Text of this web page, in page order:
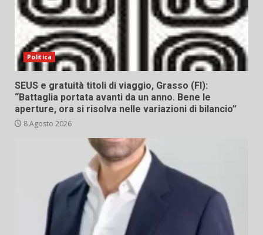
Politica
SEUS e gratuità titoli di viaggio, Grasso (FI):
“Battaglia portata avanti da un anno. Bene le
aperture, ora si risolva nelle variazioni di bilancio”
8 Agosto 2026